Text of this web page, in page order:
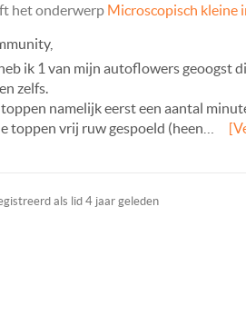
het onderwerp Microscopisch kleine
ik 1 van mijn autoflowers geoogst
zelfs.
namelijk eerst een aantal
toppen vrij ruw gespoeld (heen…
als lid 4 jaar geleden